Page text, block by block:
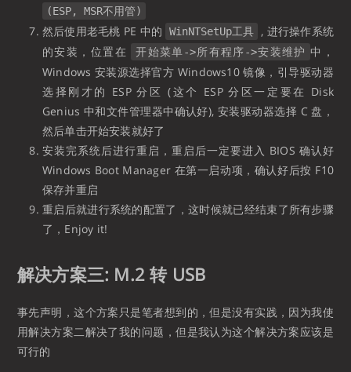
(ESP, MSR不用管)
然后使用老毛桃 PE 中的 WinNTSetUp工具
, 进行操作系统
的安装，位置在
开始菜单->所有程序->安装维护 中，
Windows 安装源选择官方 Windows10 镜像，引导驱动器
选择刚才的 ESP 分区 (这个 ESP 分区一定要在 Disk
Genius 中和文件管理器中确认好), 安装驱动器选择 C 盘，
然后单击开始安装就好了
安装完系统后进行重启，重启后一定要进入 BIOS 确认好
Windows Boot Manager 在第一启动项，确认好后按 F10
保存并重启
重启后就进行系统的配置了，这时候就已经结束了所有步骤
了，Enjoy it!
解决方案三: M.2 转 USB
事先声明，这个方案只是笔者想到的，但是没有实践，因为我使
用解决方案二解决了我的问题，但是我认为这个解决方案应该是
可行的